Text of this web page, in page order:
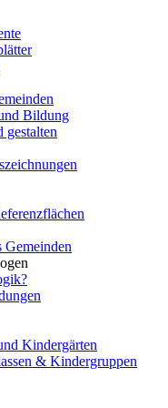
Bildung
gestalten
Kindergärten
& Kindergruppen